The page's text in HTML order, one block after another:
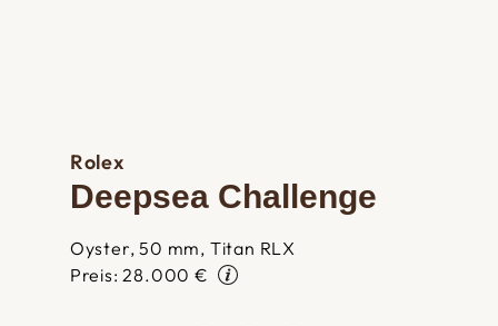
Rolex
Deepsea Challenge
Oyster, 50 mm, Titan RLX
Preis: 28.000 €